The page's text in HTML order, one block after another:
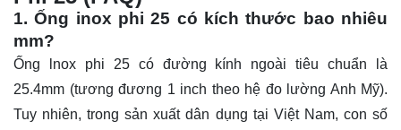
1. Ống inox phi 25 có kích thước bao nhiêu
mm?
Ống lnox phi 25 có đường kính ngoài tiêu chuẩn là
25.4mm (tương đương 1 inch theo hệ đo lường Anh Mỹ).
Tuy nhiên, trong sản xuất dân dụng tại Việt Nam, con số